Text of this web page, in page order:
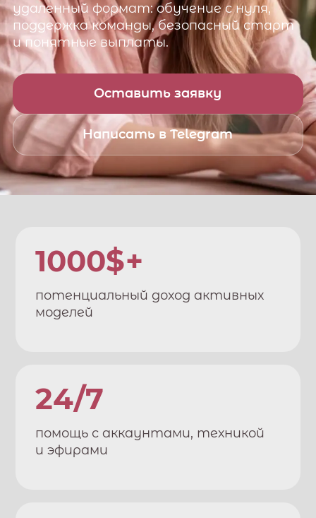
удаленный формат: обучение с нуля,
поддержка команды, безопасный старт
и понятные выплаты.
Оставить заявку
Написать в Telegram
1000$+
потенциальный доход активных
моделей
24/7
помощь с аккаунтами, техникой
и эфирами